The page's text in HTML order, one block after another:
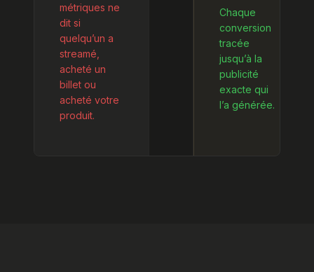
métriques ne
dit si
quelqu’un a
streamé,
acheté un
billet ou
acheté votre
produit.
Chaque
conversion
tracée
jusqu’à la
publicité
exacte qui
l’a générée.